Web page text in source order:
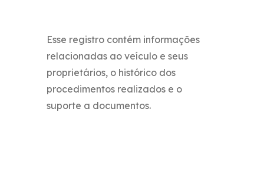
Esse registro contém informações
relacionadas ao veículo e seus
proprietários, o histórico dos
procedimentos realizados e o
suporte a documentos.